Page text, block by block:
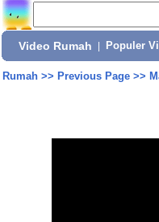
Video Rumah Populer
Rumah>> Previous Page>>